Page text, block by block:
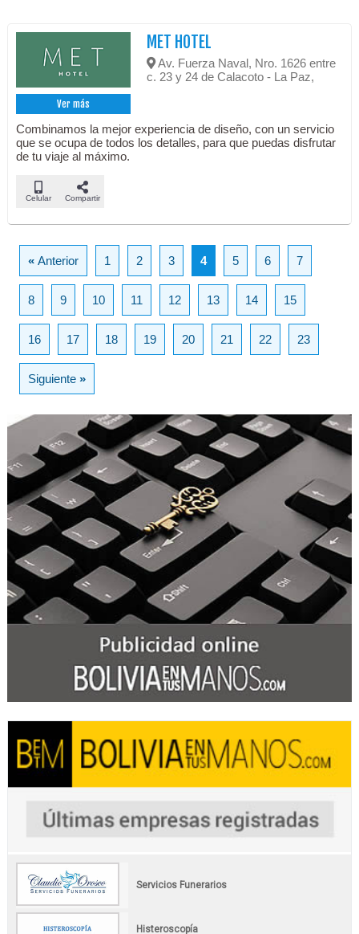
Ver más
MET HOTEL
Av. Fuerza Naval, Nro. 1626 entre
c. 23 y 24 de Calacoto - La Paz,
Combinamos la mejor experiencia de diseño, con un servicio
que se ocupa de todos los detalles, para que puedas disfrutar
de tu viaje al máximo.
Celular Compartir
«Anterior 1 2 3 4 5 6 7
8 9 10 11 12 13 14 15
16 17 18 19 20 21 22 23
Siguiente»
Servicios Funerarios
Histeroscopía